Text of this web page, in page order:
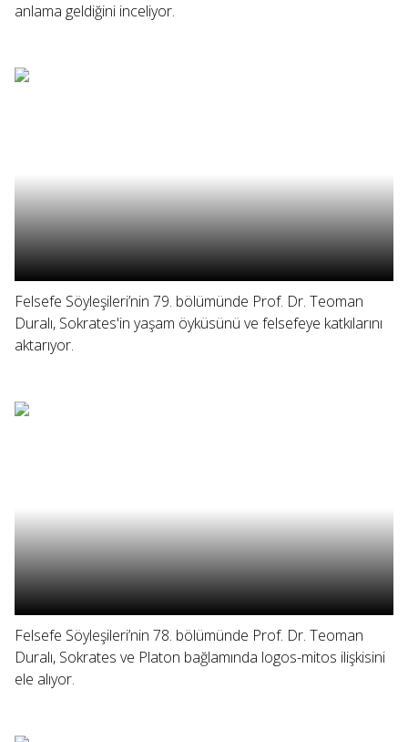
anlama geldiğini inceliyor.
Felsefe Söyleşileri’nin 79. bölümünde Prof. Dr. Teoman
Duralı, Sokrates'in yaşam öyküsünü ve felsefeye katkılarını
aktarıyor.
Felsefe Söyleşileri’nin 78. bölümünde Prof. Dr. Teoman
Duralı, Sokrates ve Platon bağlamında logos-mitos ilişkisini
ele alıyor.